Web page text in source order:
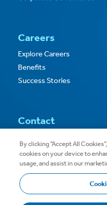
Careers
Explore Careers
Benefits
Success Stories
Contact
By clicking “Accept All
cookies on your device to
usage, and assist in our